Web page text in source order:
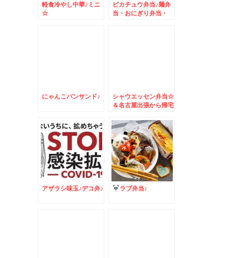
軽食冷やし中華♪ミニ
☆
ピカチュウ弁当♪麺弁
当・おにぎり弁当・
にゃんこパンサンド♪
シャウエッセン弁当☆
＆名古屋出張から帰宅
アザラシ味玉♪デコ弁♪ ラブ弁当♪